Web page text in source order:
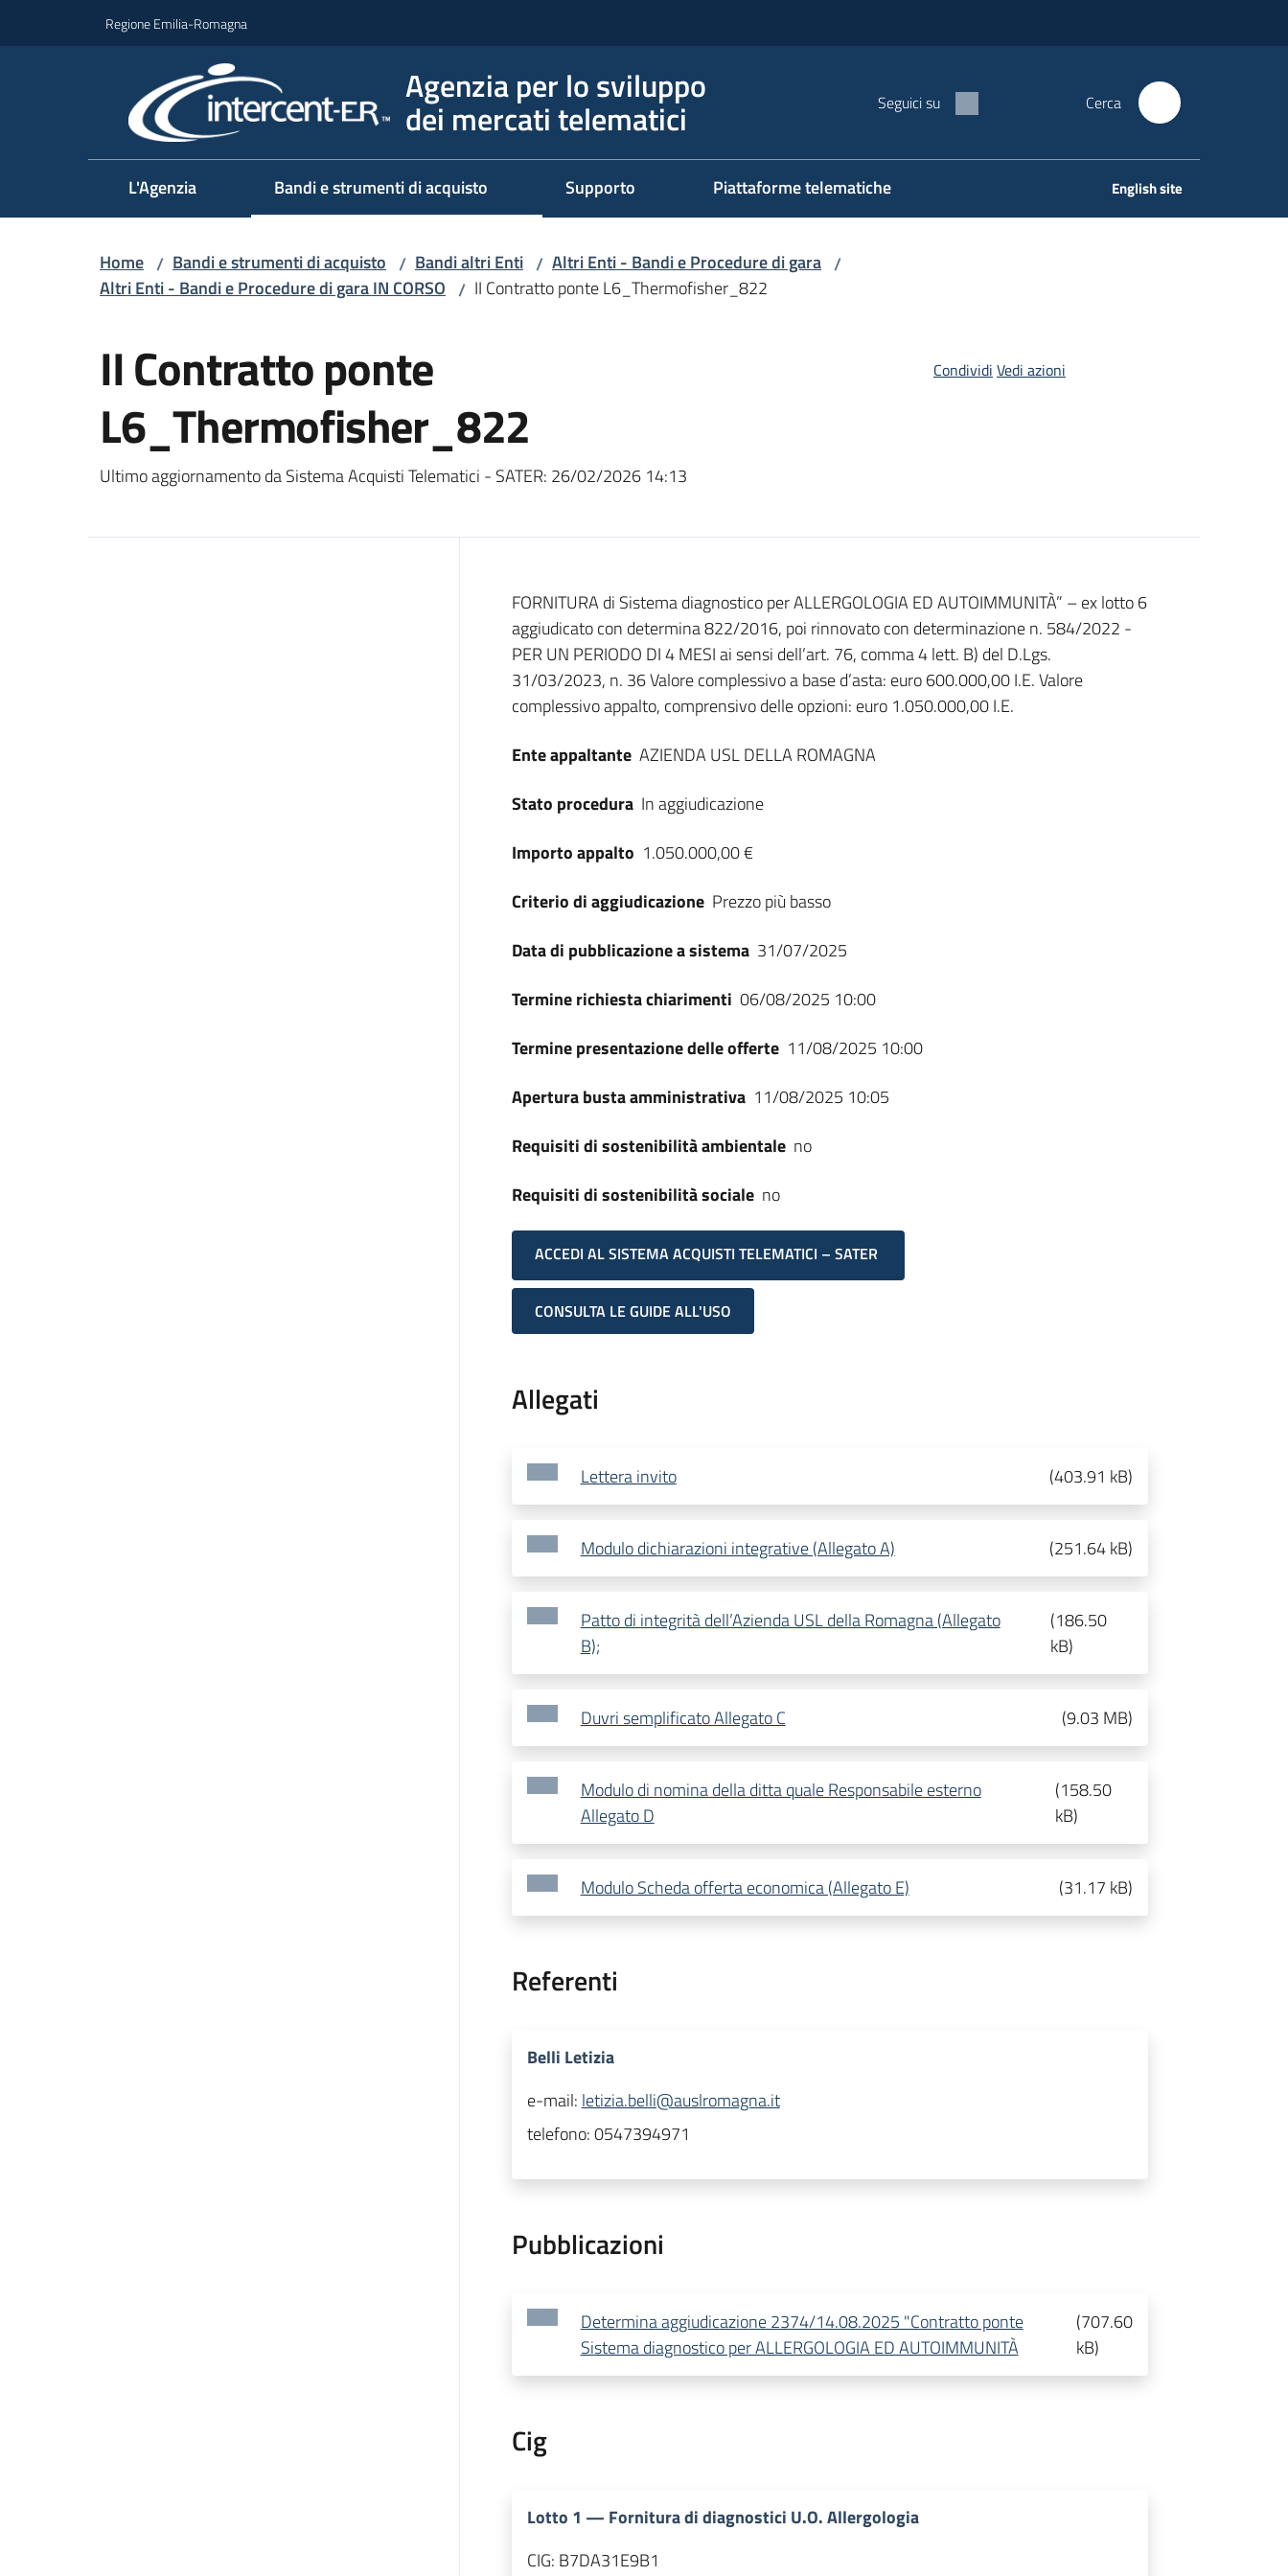
Regione Emilia-Romagna
Agenzia per lo sviluppo
dei mercati telematici Seguici su Cerca
L'Agenzia Bandi e strumenti di acquisto Supporto Piattaforme telematiche English site
Home / Bandi e strumenti di acquisto / Bandi altri Enti / Altri Enti - Bandi e Procedure di gara /
Altri Enti - Bandi e Procedure di gara IN CORSO / II Contratto ponte L6_Thermofisher_822
II Contratto ponte
L6_Thermofisher_822
Ultimo aggiornamento da Sistema Acquisti Telematici - SATER: 26/02/2026 14:13
Condividi Vedi azioni
Dati del bando
FORNITURA di Sistema diagnostico per ALLERGOLOGIA ED AUTOIMMUNITÀ” – ex lotto 6
aggiudicato con determina 822/2016, poi rinnovato con determinazione n. 584/2022 -
PER UN PERIODO DI 4 MESI ai sensi dell’art. 76, comma 4 lett. B) del D.Lgs.
31/03/2023, n. 36 Valore complessivo a base d’asta: euro 600.000,00 I.E. Valore
complessivo appalto, comprensivo delle opzioni: euro 1.050.000,00 I.E.
Ente appaltante AZIENDA USL DELLA ROMAGNA
Stato procedura In aggiudicazione
Importo appalto 1.050.000,00 €
Criterio di aggiudicazione Prezzo più basso
Data di pubblicazione a sistema 31/07/2025
Termine richiesta chiarimenti 06/08/2025 10:00
Termine presentazione delle offerte 11/08/2025 10:00
Apertura busta amministrativa 11/08/2025 10:05
Requisiti di sostenibilità ambientale no
Requisiti di sostenibilità sociale no
ACCEDI AL SISTEMA ACQUISTI TELEMATICI – SATER
CONSULTA LE GUIDE ALL'USO
Allegati
Lettera invito (403.91 kB)
Modulo dichiarazioni integrative (Allegato A) (251.64 kB)
Patto di integrità dell’Azienda USL della Romagna (Allegato
B);
(186.50
kB)
Duvri semplificato Allegato C (9.03 MB)
Modulo di nomina della ditta quale Responsabile esterno
Allegato D
(158.50
kB)
Modulo Scheda offerta economica (Allegato E) (31.17 kB)
Referenti
Belli Letizia
e-mail: letizia.belli@auslromagna.it
telefono:0547394971
Pubblicazioni
Determina aggiudicazione 2374/14.08.2025 "Contratto ponte
Sistema diagnostico per ALLERGOLOGIA ED AUTOIMMUNITÀ
(707.60
kB)
Cig
Lotto 1 — Fornitura di diagnostici U.O. Allergologia
CIG: B7DA31E9B1